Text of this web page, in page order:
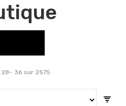
28- 36 sur 2575